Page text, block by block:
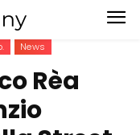
News
Rèa